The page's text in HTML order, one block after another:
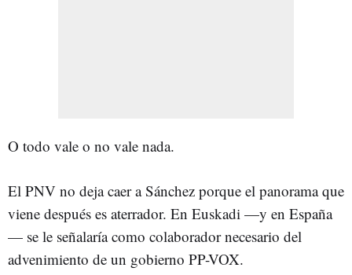
O todo vale o no vale nada.
El PNV no deja caer a Sánchez porque el panorama que
viene después es aterrador. En Euskadi —y en España
— se le señalaría como colaborador necesario del
advenimiento de un gobierno PP-VOX.